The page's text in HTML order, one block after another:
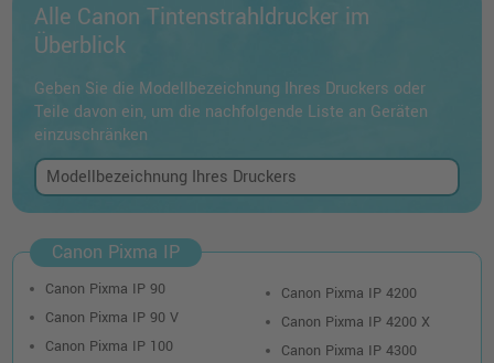
Alle Canon Tintenstrahldrucker im
Überblick
Geben Sie die Modellbezeichnung Ihres Druckers oder
Teile davon ein, um die nachfolgende Liste an Geräten
einzuschränken
Canon Pixma IP
Canon Pixma IP 90
Canon Pixma IP 90 V
Canon Pixma IP 100
Canon Pixma IP 4200
Canon Pixma IP 4200 X
Canon Pixma IP 4300